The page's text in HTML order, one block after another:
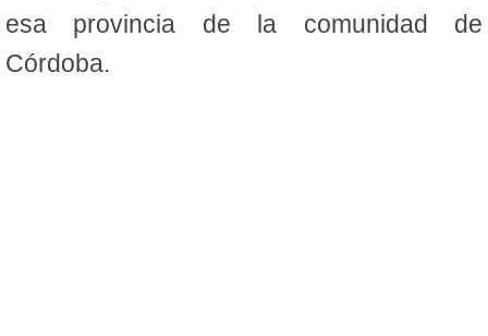
esa provincia de la comunidad de
Córdoba.